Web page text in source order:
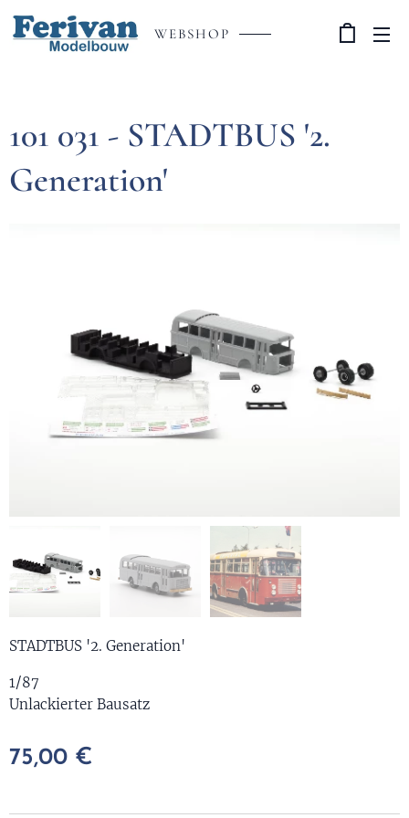
WEBSHOP
101 031 - STADTBUS '2.
Generation'
STADTBUS '2. Generation'
1/87
Unlackierter Bausatz
75,00 €